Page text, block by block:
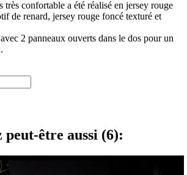
très confortable a été réalisé en jersey rouge
de renard, jersey rouge foncé texturé et
2 panneaux ouverts dans le dos pour un
peut-être aussi (6):